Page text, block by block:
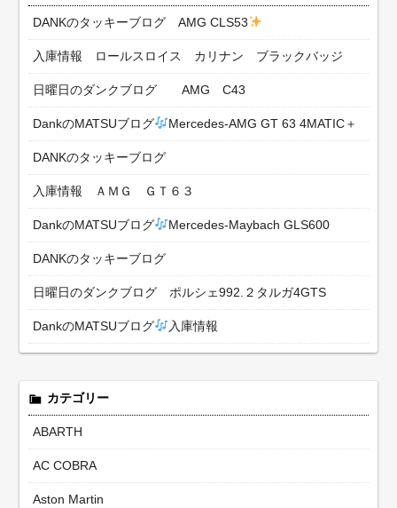
DANKのタッキーブログ AMG CLS53
入庫情報 ロールスロイス カリナン ブラックバッジ
日曜日のダンクブログ AMG C43
DankのMATSUブログ Mercedes-AMG GT 63 4MATIC＋
DANKのタッキーブログ
入庫情報 ＡＭＧ ＧＴ６３
DankのMATSUブログ Mercedes-Maybach GLS600
DANKのタッキーブログ
日曜日のダンクブログ ポルシェ992.２タルガ4GTS
DankのMATSUブログ 入庫情報
カテゴリー
ABARTH
AC COBRA
Aston Martin